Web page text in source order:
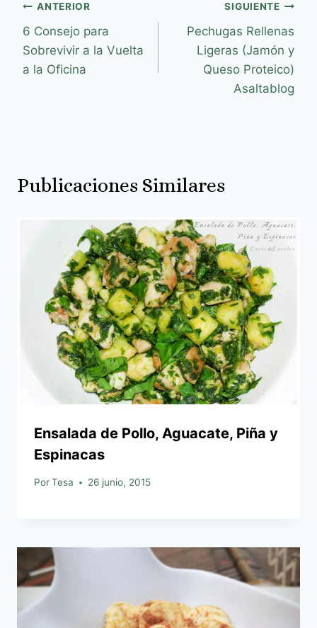
ANTERIOR
6 Consejo para
Sobrevivir a la Vuelta
a la Oficina
SIGUIENTE
Pechugas Rellenas
Ligeras (Jamón y
Queso Proteico)
Asaltablog
Publicaciones Similares
Ensalada de Pollo, Aguacate, Piña y
Espinacas
PorTesa 26 junio, 2015